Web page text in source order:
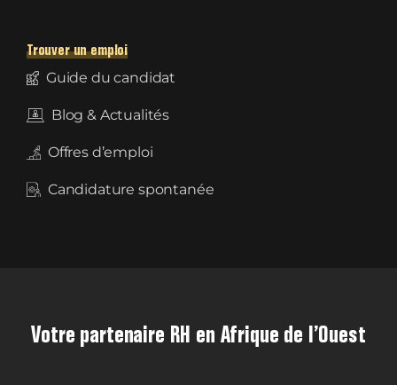
Trouver un emploi
Guide du candidat
Blog & Actualités
Offres d’emploi
Candidature spontanée
Votre partenaire RH en Afrique de l’Ouest